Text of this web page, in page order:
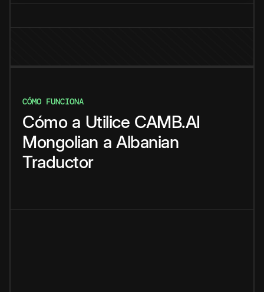
CÓMO FUNCIONA
Cómo a Utilice CAMB.AI
Mongolian a Albanian
Traductor